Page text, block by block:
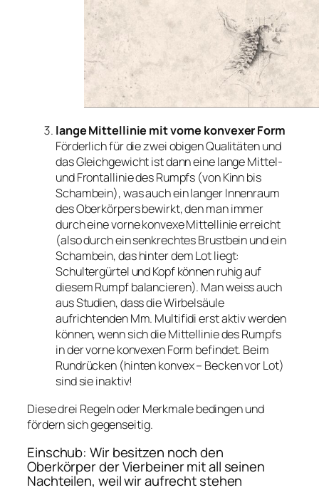
lange Mittellinie mit vorne konvexer Form
Förderlich für die zwei obigen Qualitäten und
das Gleichgewicht ist dann eine lange Mittel-
und Frontallinie des Rumpfs (von Kinn bis
Schambein), was auch ein langer Innenraum
des Oberkörpers bewirkt, den man immer
durch eine vorne konvexe Mittellinie erreicht
(also durch ein senkrechtes Brustbein und ein
Schambein, das hinter dem Lot liegt:
Schultergürtel und Kopf können ruhig auf
diesem Rumpf balancieren). Man weiss auch
aus Studien, dass die Wirbelsäule
aufrichtenden Mm. Multifidi erst aktiv werden
können, wenn sich die Mittellinie des Rumpfs
in der vorne konvexen Form befindet. Beim
Rundrücken (hinten konvex – Becken vor Lot)
sind sie inaktiv!
Diese drei Regeln oder Merkmale bedingen und
fördern sich gegenseitig.
Einschub: Wir besitzen noch den
Oberkörper der Vierbeiner mit all seinen
Nachteilen, weil wir aufrecht stehen